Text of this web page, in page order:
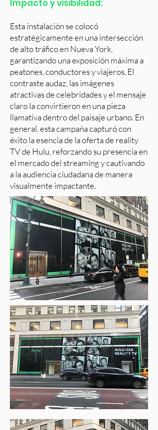
Impacto y visibilidad:
Esta instalación se colocó
estratégicamente en una intersección
de alto tráfico en Nueva York,
garantizando una exposición máxima a
peatones, conductores y viajeros. El
contraste audaz, las imágenes
atractivas de celebridades y el mensaje
claro la convirtieron en una pieza
llamativa dentro del paisaje urbano. En
general, esta campaña capturó con
éxito la esencia de la oferta de reality
TV de Hulu, reforzando su presencia en
el mercado del streaming y cautivando
a la audiencia ciudadana de manera
visualmente impactante.